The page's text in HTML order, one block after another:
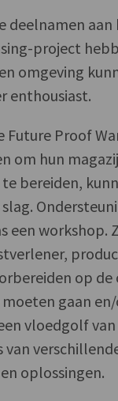
deelnamen
project
omgeving
enthousiast.
Future Proof
om hun
bereiden,
een workshop.
op de
gaan
vloedgolf
van
oplossingen.